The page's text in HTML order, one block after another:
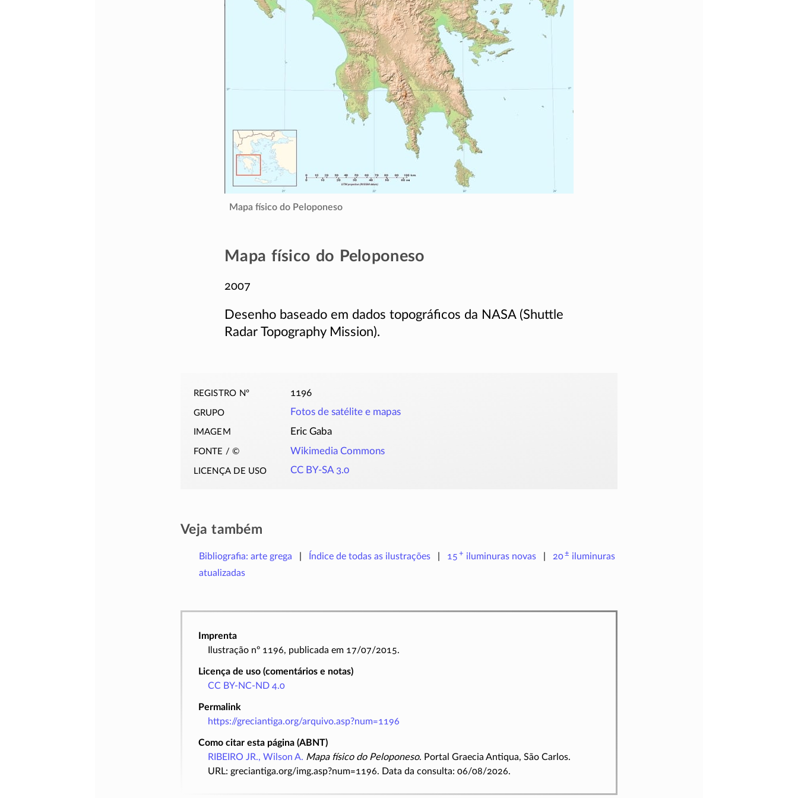
Mapa físico do Peloponeso
Mapa físico do Peloponeso
2007
Desenho baseado em dados topográficos da NASA (Shuttle
Radar Topography Mission).
registro nº 1196
grupo Fotos de satélite e mapas
imagem Eric Gaba
fonte / © Wikimedia Commons
licença de uso CC BY-SA 3.0
Veja também
Bibliografia: arte grega Índice de todas as ilustrações 15 + iluminurasnovas 20± iluminuras
atualizadas
Imprenta
Ilustração nº 1196, publicada em 17/07/2015.
Licença de uso (comentários e notas)
CC BY-NC-ND 4.0
Permalink
https://greciantiga.org/arquivo.asp?num=1196
Como citar esta página (ABNT)
RIBEIRO JR., Wilson A. Mapa físico do Peloponeso. Portal Graecia Antiqua, São Carlos.
URL: greciantiga.org/img.asp?num=1196. Data da consulta: 06/08/2026.